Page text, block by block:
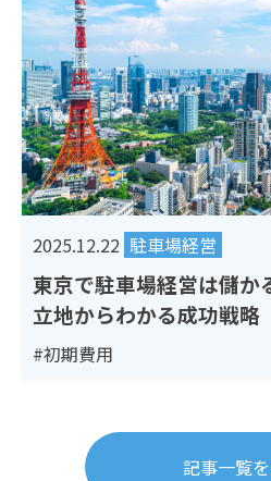
2025.12.22 駐車場経営
東京で駐車場経営は儲か
立地からわかる成功戦略
#初期費用
記事一覧